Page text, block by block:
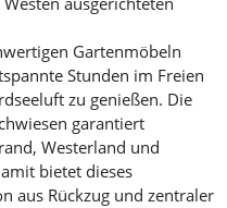
Gartenmöbeln
Stunden im Freien
zu genießen. Die
garantiert
Westerland und
bietet dieses
aus Rückzug und zentraler